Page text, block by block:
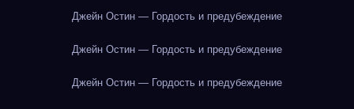
Джейн Остин — Гордость и предубеждение
Джейн Остин — Гордость и предубеждение
Джейн Остин — Гордость и предубеждение